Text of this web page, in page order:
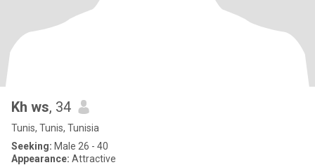
Kh ws, 34
Tunis, Tunis, Tunisia
Seeking: Male 26 - 40
Appearance: Attractive